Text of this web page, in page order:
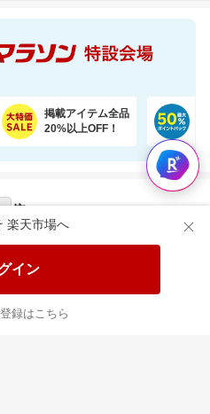
楽天市場へ
イン
録はこちら
掲載アイテム全品
20%以上OFF！
倍